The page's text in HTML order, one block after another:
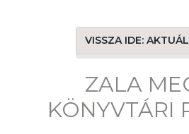
VISSZA IDE:
ZALA
KÖNYVTÁRI